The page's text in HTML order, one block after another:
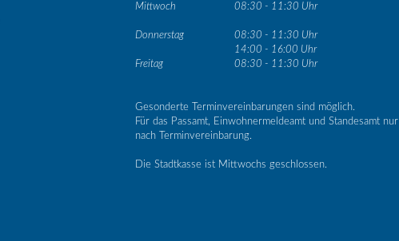
Mittwoch 08:30 - 11:30 Uhr
Donnerstag
08:30 - 11:30 Uhr
14:00 - 16:00 Uhr
Freitag
08:30 - 11:30 Uhr
Gesonderte Terminvereinbarungen sind möglich.
Für das Passamt, Einwohnermeldeamt und Standesamt nur
nach Terminvereinbarung.
Die Stadtkasse ist Mittwochs geschlossen.